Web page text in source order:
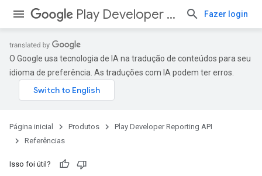
Play Developer Reporting API Fazer login
O Google usa tecnologia de IA na tradução de conteúdos para seu
idioma de preferência. As traduções com IA podem ter erros.
Página inicial Produtos
Play Developer Reporting API
Referências
Isso foi útil?